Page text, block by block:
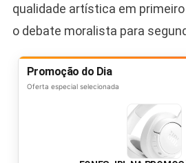
qualidade artística em
o debate moralista para
Promoção do Dia
Oferta especial selecionada